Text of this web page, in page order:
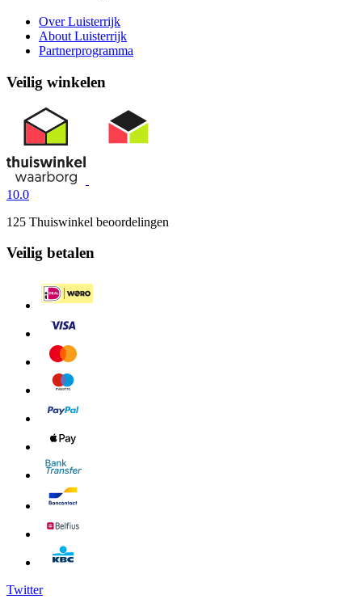
Over Luisterrijk
About Luisterrijk
Partnerprogramma
Veilig winkelen
10.0
125 Thuiswinkel beoordelingen
Veilig betalen
Twitter